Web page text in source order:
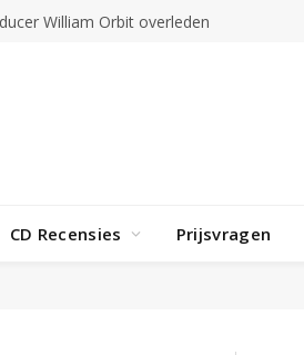
William Orbit overleden
CD Recensies Prijsvragen